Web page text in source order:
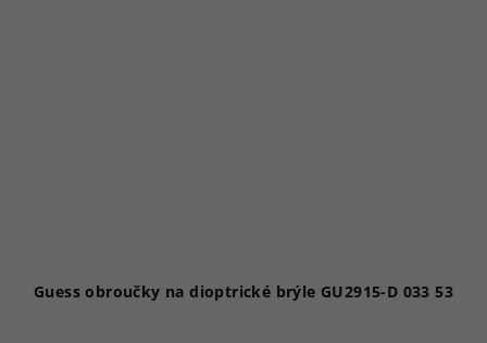
Guess obroučky na dioptrické brýle GU2915-D 033 53